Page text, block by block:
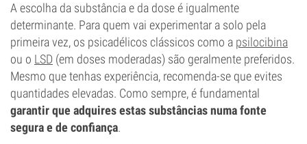
A escolha da substância e da dose é igualmente
determinante. Para quem vai experimentar a solo pela
primeira vez, os psicadélicos clássicos como a psilocibina
ou o LSD (em doses moderadas) são geralmente preferidos.
Mesmo que tenhas experiência, recomenda-se que evites
quantidades elevadas. Como sempre, é fundamental
garantir que adquires estas substâncias numa fonte
segura e de confiança.